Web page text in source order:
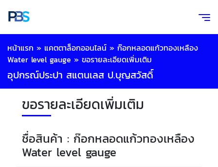
หน้าแรก » แคตตาล็อกออนไลน์ » ก๊อกหลอดแก้วทองเหลือง
Water level gauge » ขอรายละเอียดเพิ่มเติม
อุปกรณ์ประปา สแตนเลส ป.บุญสวัสดิ์
ขอรายละเอียดเพิ่มเติม
ชื่อสินค้า : ก๊อกหลอดแก้วทองเหลือง
Water level gauge